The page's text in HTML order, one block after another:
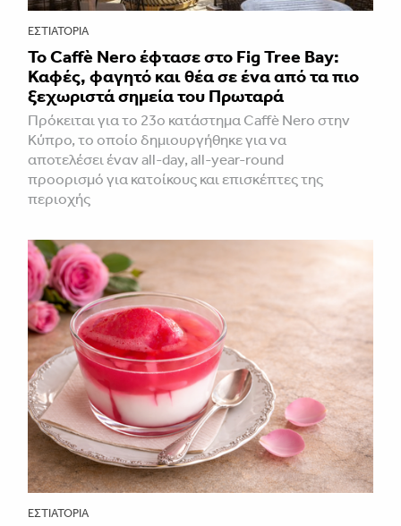
ΕΣΤΙΑΤΌΡΙΑ
Το Caffè Nero έφτασε στο Fig Tree Bay:
Καφές, φαγητό και θέα σε ένα από τα πιο
ξεχωριστά σημεία του Πρωταρά
Πρόκειται για το 23ο κατάστημα Caffè Nero στην
Κύπρο, το οποίο δημιουργήθηκε για να
αποτελέσει έναν all-day, all-year-round
προορισμό για κατοίκους και επισκέπτες της
περιοχής
ΕΣΤΙΑΤΌΡΙΑ